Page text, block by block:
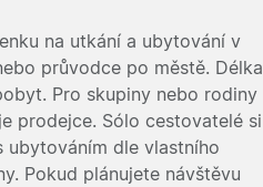
na utkání a ubytování v
průvodce po městě. Délka
Pro skupiny nebo rodiny
prodejce. Sólo cestovatelé si
dle vlastního
Pokud plánujete návštěvu